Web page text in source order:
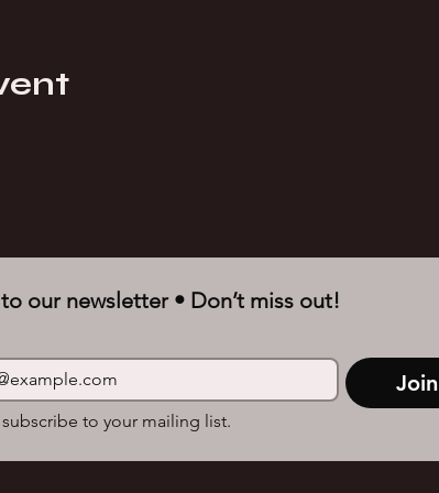
our newsletter • Don’t miss out!
Join
to your mailing list.